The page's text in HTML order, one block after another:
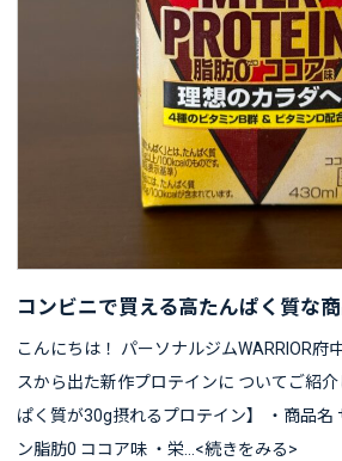
コンビニで買える高たんぱく質な
こんにちは！ パーソナルジムWARRIOR府
スから出た新作プロテインに ついてご紹
ぱく質が30g摂れるプロテイン】 ・商品名
ン脂肪0 ココア味 ・栄…<続きをみる>